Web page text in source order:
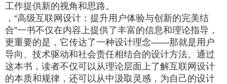
工作提供新的视角和思路。
，“高级互联网设计：提升用户体验与创新的完美结
合”一书不仅在内容上提供了丰富的信息和理论指导，
更重要的是，它传达了一种设计理念——那就是用户
导向、技术驱动和社会责任相结合的设计方法。通过
这本书，读者不仅可以从理论层面上了解互联网设计
的本质和规律，还可以从中汲取灵感，为自己的设计